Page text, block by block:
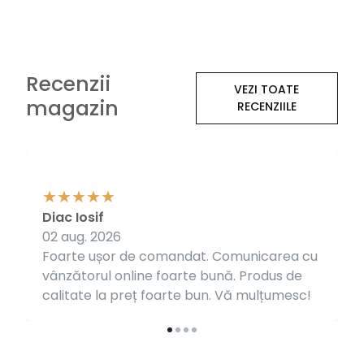
Recenzii
magazin
VEZI TOATE
RECENZIILE
Foarte ușor de comandat. Comunicarea cu
vânzătorul online foarte bună. Produs de
calitate la preț foarte bun. Vă mulțumesc!
Diac Iosif
02 aug. 2026